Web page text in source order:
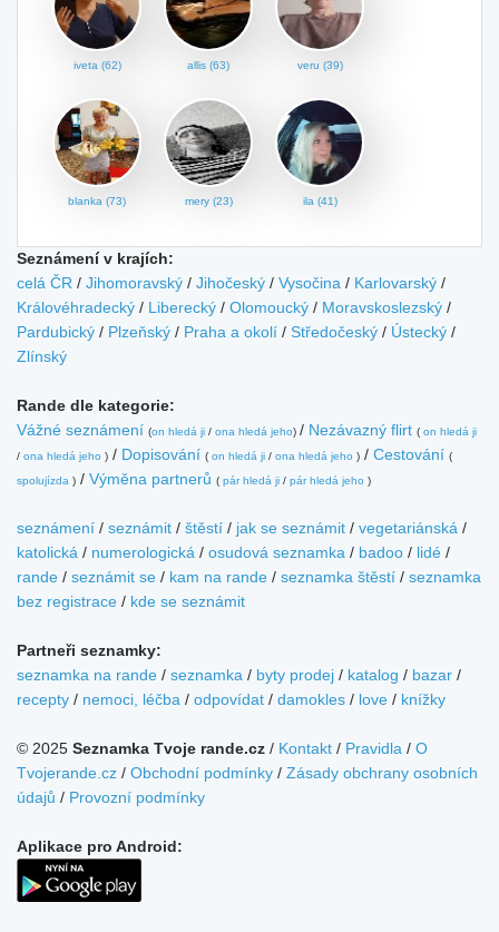
iveta (62) allis (63) veru (39)
blanka (73) mery (23) ila (41)
Seznámení v krajích:
celá ČR / Jihomoravský / Jihočeský / Vysočina / Karlovarský /
Královéhradecký / Liberecký / Olomoucký / Moravskoslezský /
Pardubický / Plzeňský / Praha a okolí / Středočeský / Ústecký /
Zlínský
Rande dle kategorie:
Vážné seznámení (on hledá ji / ona hledá jeho) / Nezávazný flirt ( on hledá ji
/ ona hledá jeho ) / Dopisování ( on hledá ji / ona hledá jeho ) / Cestování (
spolujízda ) / Výměna partnerů ( pár hledá ji / pár hledá jeho )
seznámení / seznámit / štěstí / jak se seznámit / vegetariánská /
katolická / numerologická / osudová seznamka / badoo / lidé /
rande / seznámit se / kam na rande / seznamka štěstí / seznamka
bez registrace / kde se seznámit
Partneři seznamky:
seznamka na rande / seznamka / byty prodej / katalog / bazar /
recepty / nemoci, léčba / odpovídat / damokles / love / knížky
© 2025 Seznamka Tvoje rande.cz / Kontakt / Pravidla / O
Tvojerande.cz / Obchodní podmínky / Zásady obchrany osobních
údajů / Provozní podmínky
Aplikace pro Android: